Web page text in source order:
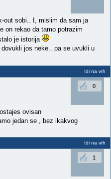
out sobi.. I, mislim da sam ja
on rekao da tamo potrazim
je istorija
jos neke.. pa se uvukli u
Idi na vrh
0
ovisan
jedan se , bez ikakvog
Idi na vrh
1